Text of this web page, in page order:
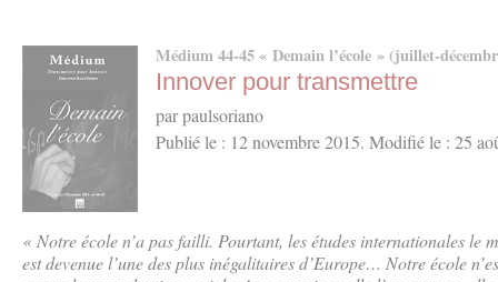
Médium 44-45 « Demain l’école » (juillet-
Innover pour transmettre
par paulsoriano
Publié le : 12 novembre 2015. Modifié le : 25
« Notre école n’a pas failli. Pourtant, les études internationales le
est devenue l’une des plus inégalitaires d’Europe… Notre école